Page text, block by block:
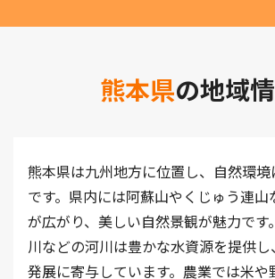
熊本県の地域
熊本県は九州地方に位置し、自然環
です。県内には阿蘇山やくじゅう連山
が広がり、美しい自然景観が魅力です
川などの河川は豊かな水資源を提供
発展に寄与しています。農業では米や